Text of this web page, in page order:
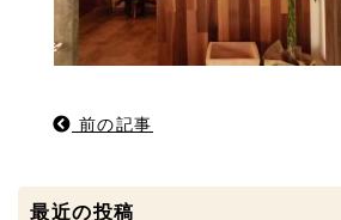
前の記事
最近の投稿